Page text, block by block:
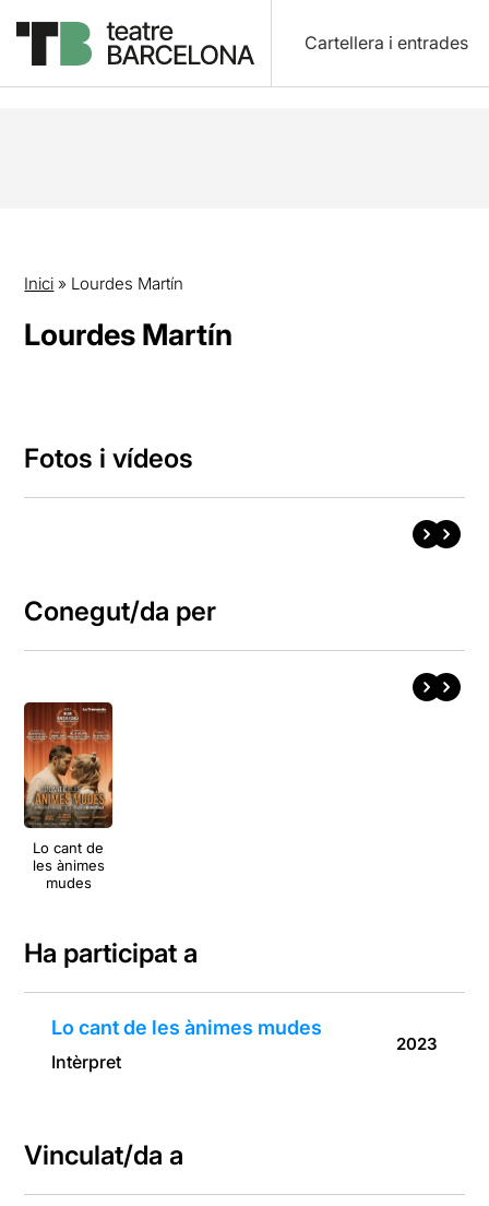
Cartellera i entrades
Inici » Lourdes Martín
Lourdes Martín
Fotos i vídeos
Conegut/da per
Lo cant de
les ànimes
mudes
Ha participat a
Lo cant de les ànimes mudes
Intèrpret
2023
Vinculat/da a